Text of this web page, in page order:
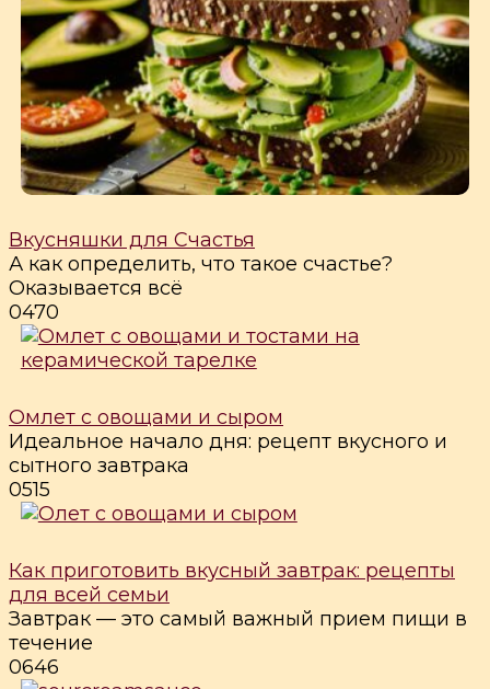
Вкусняшки для Счастья
А как определить, что такое счастье?
Оказывается всё
0470
Омлет с овощами и сыром
Идеальное начало дня: рецепт вкусного и
сытного завтрака
0515
Как приготовить вкусный завтрак: рецепты
для всей семьи
Завтрак — это самый важный прием пищи в
течение
0646